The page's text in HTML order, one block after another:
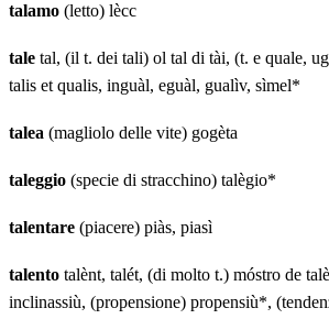
talamo (letto) lècc
tale tal, (il t. dei tali) ol tal di tài, (t. e quale,
talis et qualis, inguàl, eguàl, gualìv, sìmel*
talea (magliolo delle vite) gogèta
taleggio (specie di stracchino) talègio*
talentare (piacere) piàs, piasì
talento talènt, talét, (di molto t.) móstro de
inclinassiù, (propensione) propensiù*,